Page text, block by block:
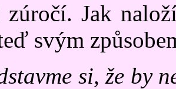
zúročí. Jak
svým
si, že by